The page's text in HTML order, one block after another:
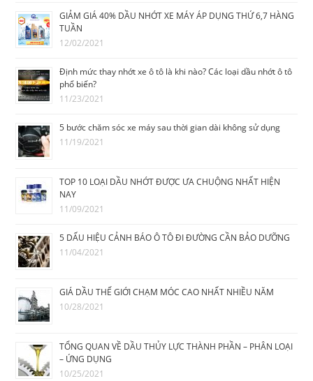
GIẢM GIÁ 40% DẦU NHỚT XE MÁY ÁP DỤNG THỨ 6,7 HÀNG
TUẦN
12/02/2021
Định mức thay nhớt xe ô tô là khi nào? Các loại dầu nhớt ô tô
phổ biến?
11/23/2021
5 bước chăm sóc xe máy sau thời gian dài không sử dụng
11/19/2021
TOP 10 LOẠI DẦU NHỚT ĐƯỢC ƯA CHUỘNG NHẤT HIỆN
NAY
11/09/2021
5 DẤU HIỆU CẢNH BÁO Ô TÔ ĐI ĐƯỜNG CẦN BẢO DƯỠNG
11/04/2021
GIÁ DẦU THẾ GIỚI CHẠM MÓC CAO NHẤT NHIỀU NĂM
10/28/2021
TỔNG QUAN VỀ DẦU THỦY LỰC THÀNH PHẦN – PHÂN LOẠI
– ỨNG DỤNG
10/25/2021